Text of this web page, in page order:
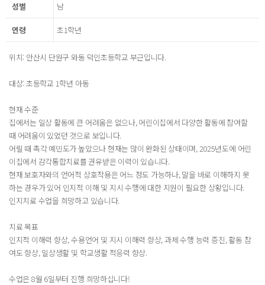
성별 남
연령 초1학년
위치: 안산시 단원구 와동 덕인초등학교 부근입니다.
대상: 초등학교 1학년 아동
현재 수준
집에서는 일상 활동에 큰 어려움은 없으나, 어린이집에서 다양한 활동에 참여할
때 어려움이 있었던 것으로 보입니다.
어릴 때 촉각 예민도가 높았으나 현재는 많이 완화된 상태이며, 2025년도에 어린
이집에서 감각통합치료를 권유받은 이력이 있습니다.
현재 보호자와의 언어적 상호작용은 어느 정도 가능하나, 말을 바로 이해하지 못
하는 경우가 있어 인지적 이해 및 지시 수행에 대한 지원이 필요한 상황입니다.
인지치료 수업을 희망하고 있습니다.
치료 목표
인지적 이해력 향상, 수용언어 및 지시 이해력 향상, 과제 수행 능력 증진, 활동 참
여도 향상, 일상생활 및 학교생활 적응력 향상.
수업은 8월 6일부터 진행 희망하십니다!